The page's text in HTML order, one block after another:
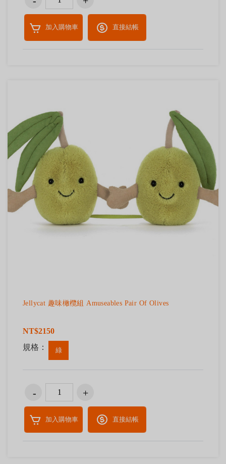
加入購物車 直接結帳
Jellycat 趣味橄欖組 Amuseables Pair Of Olives
NT$2150
規格：
綠
加入購物車 直接結帳